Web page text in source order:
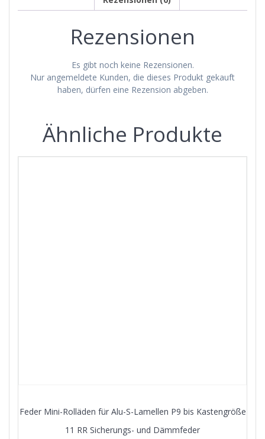
Menge
Rezensionen
Es gibt noch keine Rezensionen.
Nur angemeldete Kunden, die dieses Produkt gekauft
haben, dürfen eine Rezension abgeben.
Ähnliche Produkte
Feder Mini-Rolläden für Alu-S-Lamellen P9 bis Kastengröße
11 RR Sicherungs- und Dämmfeder